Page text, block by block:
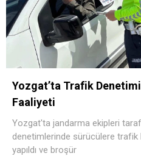
Yozgat’ta Trafik
Faaliyeti
Yozgat'ta jandarma ekipleri
denetimlerinde sürücülere trafik
yapıldı ve broşür